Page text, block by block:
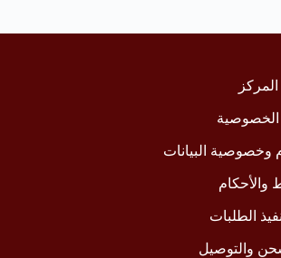
وخصوصية البيانات
والأحكام
الطلبات
والتوصيل